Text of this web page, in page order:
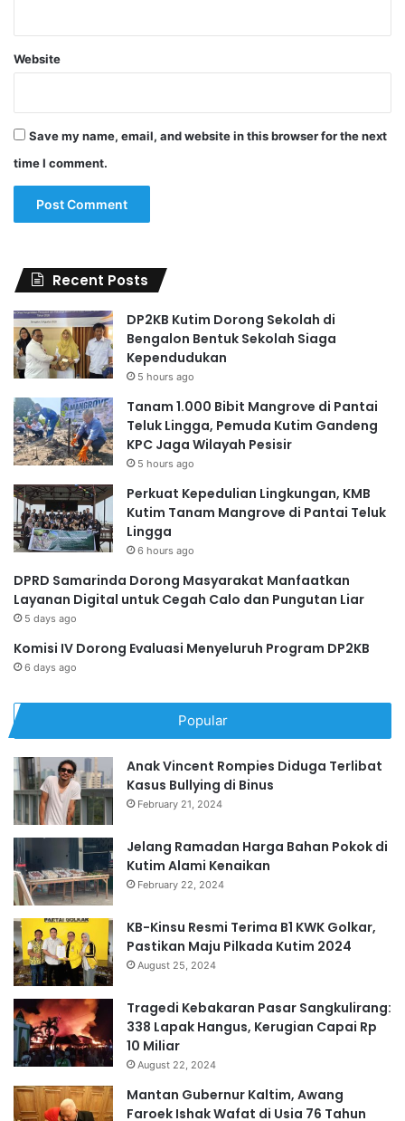
Website
Save my name, email, and website in this browser for the next
time I comment.
Recent Posts
DP2KB Kutim Dorong Sekolah di
Bengalon Bentuk Sekolah Siaga
Kependudukan
5 hours ago
Tanam 1.000 Bibit Mangrove di Pantai
Teluk Lingga, Pemuda Kutim Gandeng
KPC Jaga Wilayah Pesisir
5 hours ago
Perkuat Kepedulian Lingkungan, KMB
Kutim Tanam Mangrove di Pantai Teluk
Lingga
6 hours ago
DPRD Samarinda Dorong Masyarakat Manfaatkan
Layanan Digital untuk Cegah Calo dan Pungutan Liar
5 days ago
Komisi IV Dorong Evaluasi Menyeluruh Program DP2KB
6 days ago
Popular
Anak Vincent Rompies Diduga Terlibat
Kasus Bullying di Binus
February 21, 2024
Jelang Ramadan Harga Bahan Pokok di
Kutim Alami Kenaikan
February 22, 2024
KB-Kinsu Resmi Terima B1 KWK Golkar,
Pastikan Maju Pilkada Kutim 2024
August 25, 2024
Tragedi Kebakaran Pasar Sangkulirang:
338 Lapak Hangus, Kerugian Capai Rp
10 Miliar
August 22, 2024
Mantan Gubernur Kaltim, Awang
Faroek Ishak Wafat di Usia 76 Tahun